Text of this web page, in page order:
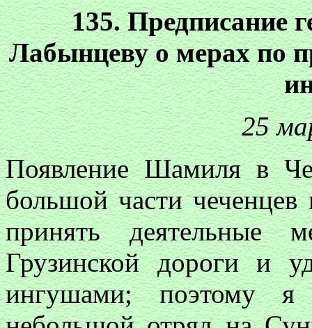
135. Предписание
Лабынцеву о мерах по
25
Появление Шамиля в
большой части чеченцев
принять деятельные
Грузинской дороги и
ингушами; поэтому я